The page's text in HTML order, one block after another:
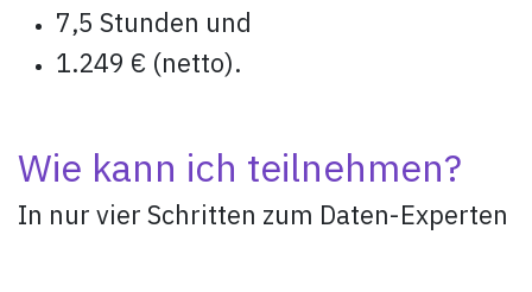
7,5 Stunden und
1.249 € (netto).
Wie kann ich teilnehmen?
In nur vier Schritten zum Daten-Experten